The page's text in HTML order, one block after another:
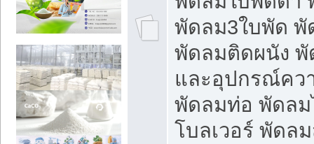
พัดลม3ใบพัด พั
พัดลมติดผนัง
และอุปกรณ์คว
พัดลมท่อ พัดลม
โบลเวอร์ พัดล